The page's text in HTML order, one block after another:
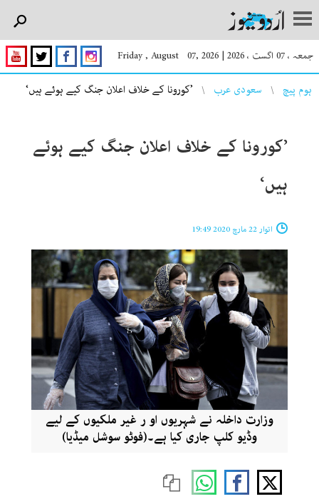
جمعہ ، 07 اگست ، 2026 |
Friday , August 07, 2026
You are here
ہوم پیچ سعودی عرب ’کورونا کے خلاف اعلان جنگ کیے ہوئے ہیں‘
’کورونا کے خلاف اعلان جنگ کیے ہوئے
ہیں‘
اتوار 22 مارچ 2020 19:49
وزارت داخلہ نے شہریوں او ر غیر ملکیوں کے لیے
وڈیو کلپ جاری کیا ہے۔(فوٹو سوشل میڈیا)